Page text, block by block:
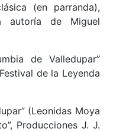
(en parranda),
de Miguel
de Valledupar”
de la Leyenda
(Leonidas Moya
Producciones J. J.